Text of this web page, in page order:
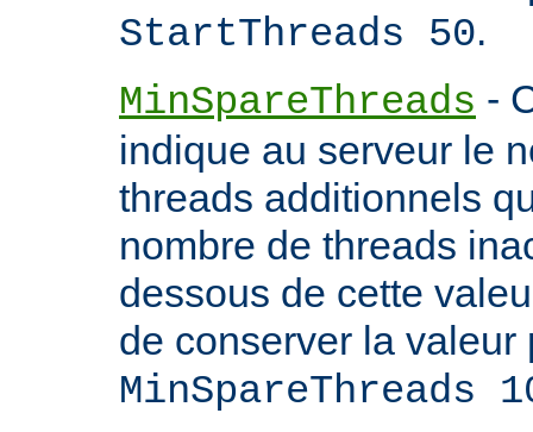
StartThreads 50.
MinSpareThreads -
indique au serveur le
threads additionnels
nombre de threads
dessous de cette
de conserver la valeur
MinSpareThreads